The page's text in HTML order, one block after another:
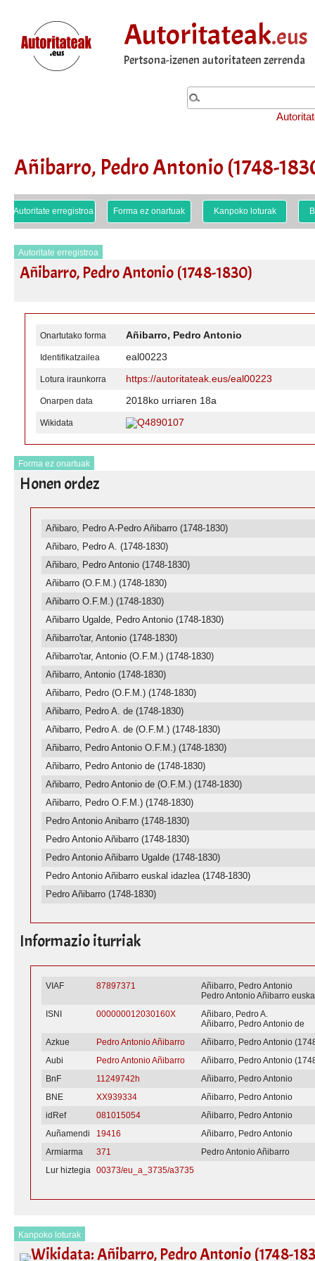
Autoritateak.eus
Pertsona-izenen autoritateen zerrenda
Añibarro, Pedro Antonio (1748-
Autoritate erregistroa Forma ez onartuak Kanpoko loturak
Autoritate erregistroa
Añibarro, Pedro Antonio (1748-1830)
Onartutako forma Añibarro, Pedro Antonio
Identifikatzailea eal00223
Lotura iraunkorra https://autoritateak.eus/eal00223
Onarpen data 2018ko urriaren 18a
Wikidata Q4890107
Forma ez onartuak
Honen ordez
Añibaro, Pedro A-Pedro Añibarro (1748-1830)
Añibaro, Pedro A. (1748-1830)
Añibaro, Pedro Antonio (1748-1830)
Añibarro (O.F.M.) (1748-1830)
Añibarro O.F.M.) (1748-1830)
Añibarro Ugalde, Pedro Antonio (1748-1830)
Añibarro'tar, Antonio (1748-1830)
Añibarro'tar, Antonio (O.F.M.) (1748-1830)
Añibarro, Antonio (1748-1830)
Añibarro, Pedro (O.F.M.) (1748-1830)
Añibarro, Pedro A. de (1748-1830)
Añibarro, Pedro A. de (O.F.M.) (1748-1830)
Añibarro, Pedro Antonio O.F.M.) (1748-1830)
Añibarro, Pedro Antonio de (1748-1830)
Añibarro, Pedro Antonio de (O.F.M.) (1748-1830)
Añibarro, Pedro O.F.M.) (1748-1830)
Pedro Antonio Anibarro (1748-1830)
Pedro Antonio Añibarro (1748-1830)
Pedro Antonio Añibarro Ugalde (1748-1830)
Pedro Antonio Añibarro euskal idazlea (1748-1830)
Pedro Añibarro (1748-1830)
Informazio iturriak
VIAF 87897371
Añibarro, Pedro Antonio
Pedro Antonio Añibarro
ISNI
000000012030160X
Añibaro, Pedro A.
Añibarro, Pedro Antonio de
Azkue
Pedro Antonio Añibarro
Añibarro, Pedro Antonio
Aubi
Pedro Antonio Añibarro
Añibarro, Pedro Antonio
BnF
11249742h
Añibarro, Pedro Antonio
BNE
XX939334
Añibarro, Pedro Antonio
idRef
081015054
Añibarro, Pedro Antonio
Auñamendi
19416
Añibarro, Pedro Antonio
Armiarma
371
Pedro Antonio Añibarro
Lur hiztegia 00373/eu_a_3735/a3735
Kanpoko loturak
Wikidata: Añibarro, Pedro Antonio (1748-